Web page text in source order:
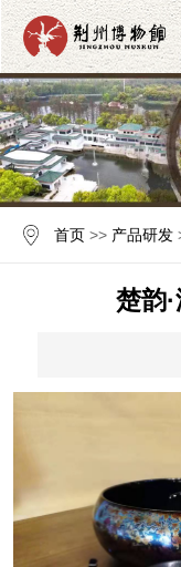
首页 >> 产品研发
楚韵